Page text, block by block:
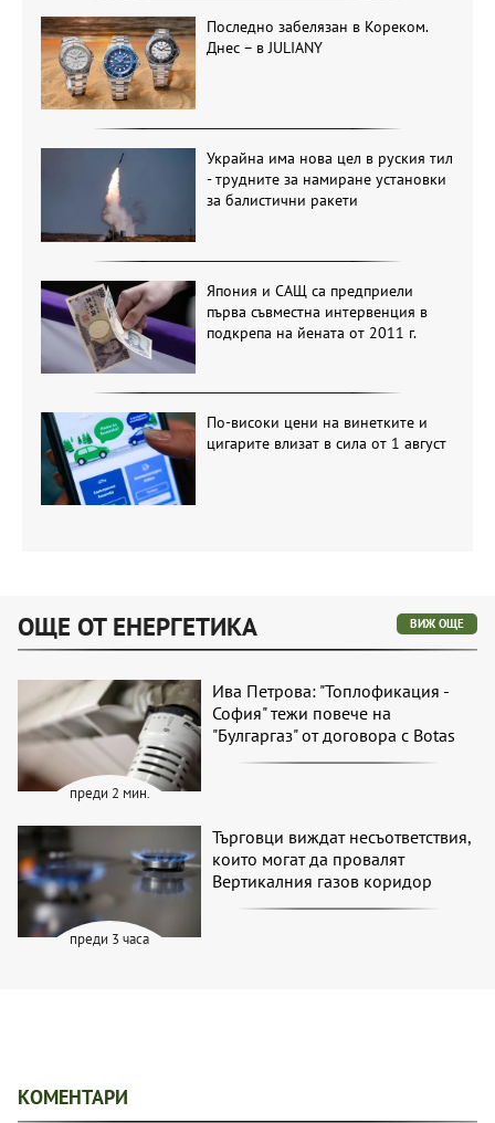
Последно забелязан в Кореком.
Днес – в JULIANY
Украйна има нова цел в руския тил
- трудните за намиране установки
за балистични ракети
Япония и САЩ са предприели
първа съвместна интервенция в
подкрепа на йената от 2011 г.
По-високи цени на винетките и
цигарите влизат в сила от 1 август
ОЩЕ ОТ ЕНЕРГЕТИКА ВИЖ ОЩЕ
преди 2 мин.
Ива Петрова: "Топлофикация -
София" тежи повече на
"Булгаргаз" от договора с Botas
преди 3 часа
Търговци виждат несъответствия,
които могат да провалят
Вертикалния газов коридор
КОМЕНТАРИ